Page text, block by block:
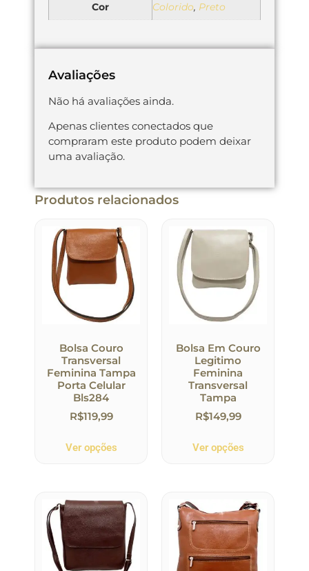
Cor Colorido, Preto
Avaliações
Não há avaliações ainda.
Apenas clientes conectados que
compraram este produto podem deixar
uma avaliação.
Produtos relacionados
Bolsa Couro
Transversal
Feminina Tampa
Porta Celular
Bls284
R$119,99
Ver opções
Bolsa Em Couro
Legitimo
Feminina
Transversal
Tampa
R$149,99
Ver opções